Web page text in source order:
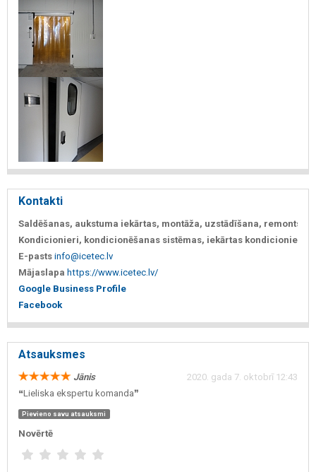
Kontakti
Saldēšanas, aukstuma iekārtas, montāža, uzstādīšana, remonts
Kondicionieri, kondicionēšanas sistēmas, iekārtas
E-pasts info@icetec.lv
Mājaslapa https://www.icetec.lv/
Google Business Profile
Facebook
Atsauksmes
Jānis
2020. gada 7. oktobrī 12:43
❝Lieliska ekspertu komanda❞
Pievieno savu atsauksmi
Novērtē